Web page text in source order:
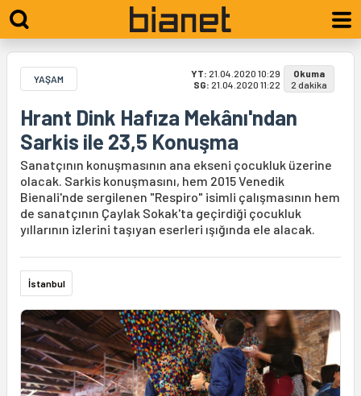
YAŞAM YT: 21.04.2020 10:29
SG: 21.04.2020 11:22
Okuma
2 dakika
Hrant Dink Hafıza Mekânı'ndan
Sarkis ile 23,5 Konuşma
Sanatçının konuşmasının ana ekseni çocukluk üzerine
olacak. Sarkis konuşmasını, hem 2015 Venedik
Bienali'nde sergilenen "Respiro" isimli çalışmasının hem
de sanatçının Çaylak Sokak'ta geçirdiği çocukluk
yıllarının izlerini taşıyan eserleri ışığında ele alacak.
İstanbul